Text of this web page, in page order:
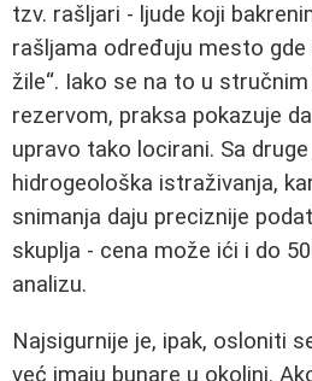
tzv. rašljari - ljude koji
rašljama određuju mesto gde
žile“. Iako se na to u
rezervom, praksa pokazuje
upravo tako locirani. Sa
hidrogeološka istraživanja,
snimanja daju preciznije
skuplja - cena može ići i do
analizu.
Najsigurnije je, ipak, osloniti
već imaju bunare u okolini.